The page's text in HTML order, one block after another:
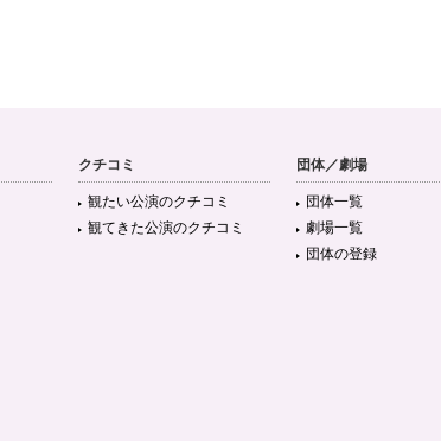
クチコミ
観たい公演のクチコミ
観てきた公演のクチコミ
団体／劇場
団体一覧
劇場一覧
団体の登録